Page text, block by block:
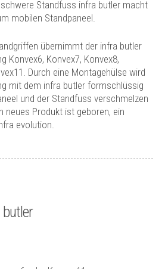
Standfuss infra butler macht
mobilen Standpaneel.
übernimmt der infra butler
Konvex6, Konvex7, Konvex8,
Durch eine Montagehülse wird
mit dem infra butler formschlüssig
und der Standfuss verschmelzen
neues Produkt ist geboren, ein
evolution.